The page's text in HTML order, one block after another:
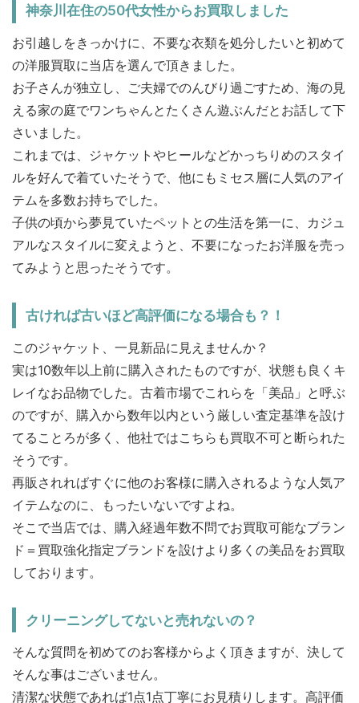
神奈川在住の50代女性からお買取しました
お引越しをきっかけに、不要な衣類を処分したいと初めて
の洋服買取に当店を選んで頂きました。
お子さんが独立し、ご夫婦でのんびり過ごすため、海の見
える家の庭でワンちゃんとたくさん遊ぶんだとお話して下
さいました。
これまでは、ジャケットやヒールなどかっちりめのスタイ
ルを好んで着ていたそうで、他にもミセス層に人気のアイ
テムを多数お持ちでした。
子供の頃から夢見ていたペットとの生活を第一に、カジュ
アルなスタイルに変えようと、不要になったお洋服を売っ
てみようと思ったそうです。
古ければ古いほど高評価になる場合も？！
このジャケット、一見新品に見えませんか？
実は10数年以上前に購入されたものですが、状態も良くキ
レイなお品物でした。古着市場でこれらを「美品」と呼ぶ
のですが、購入から数年以内という厳しい査定基準を設け
てることろが多く、他社ではこちらも買取不可と断られた
そうです。
再販されればすぐに他のお客様に購入されるような人気ア
イテムなのに、もったいないですよね。
そこで当店では、購入経過年数不問でお買取可能なブラン
ド＝買取強化指定ブランドを設けより多くの美品をお買取
しております。
クリーニングしてないと売れないの？
そんな質問を初めてのお客様からよく頂きますが、決して
そんな事はございません。
清潔な状態であれば1点1点丁寧にお見積りします。高評価